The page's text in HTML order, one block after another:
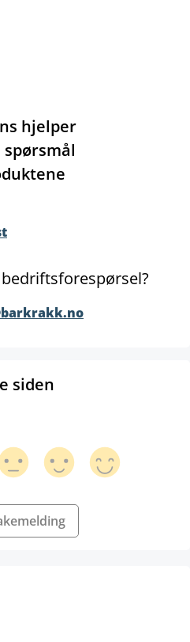
hjelper
siden